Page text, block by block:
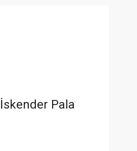
İskender Pala